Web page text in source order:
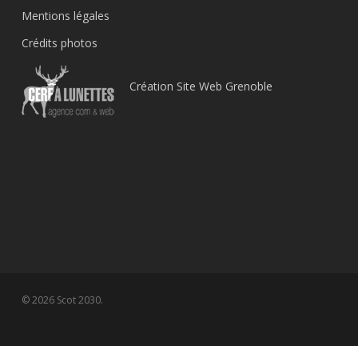
Mentions légales
Crédits photos
Création Site Web Grenoble
© 2026 Scot 2030.